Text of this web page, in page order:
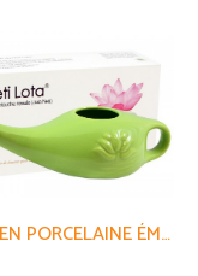
LOTA EN PORCELAINE ÉMAILLÉE 250ML